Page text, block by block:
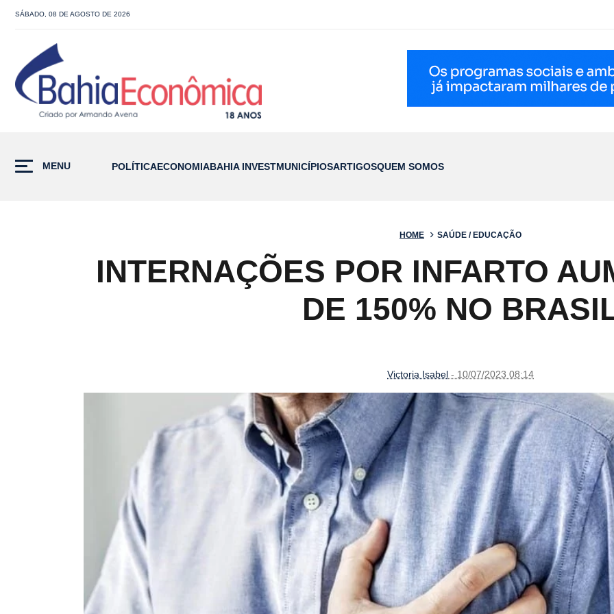
SÁBADO, 08 DE AGOSTO DE 2026
MENU POLÍTICAECONOMIABAHIA INVESTMUNICÍPIOSARTIGOSQUEM SOMOS
HOME SAÚDE / EDUCAÇÃO
INTERNAÇÕES POR INFARTO
DE 150% NO
Victoria Isabel - 10/07/2023 08:14